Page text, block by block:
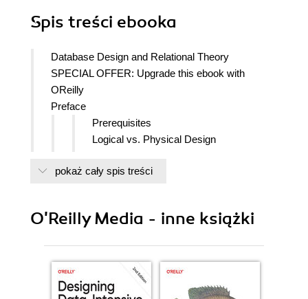
Spis treści ebooka
Database Design and Relational Theory
SPECIAL OFFER: Upgrade this ebook with
OReilly
Preface
Prerequisites
Logical vs. Physical Design
I. SETTING THE SCENE
LITERATURE
THE PLACE OF DESIGN THEORY
pokaż cały spis treści
O'Reilly Media - inne książki